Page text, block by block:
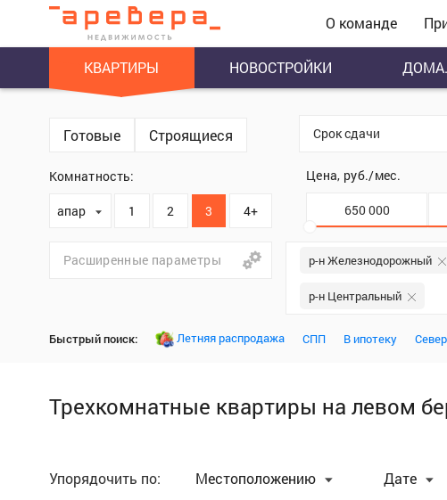
О команде
КВАРТИРЫ НОВОСТРОЙКИ
Готовые Строящиеся Срок сдачи
Комнатность:
апартаменты1 2 3 4+
Цена, руб./мес.
Расширенные параметры р-н Железнодорожный
р-н Центральный
Быстрый поиск: Летняя распродажа СПП В ипотеку
Трехкомнатные квартиры на левом
Упорядочить по: Местоположению Дате